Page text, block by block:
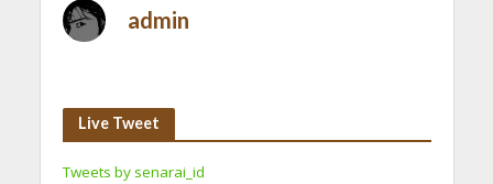
admin
Live Tweet
Tweets by senarai_id